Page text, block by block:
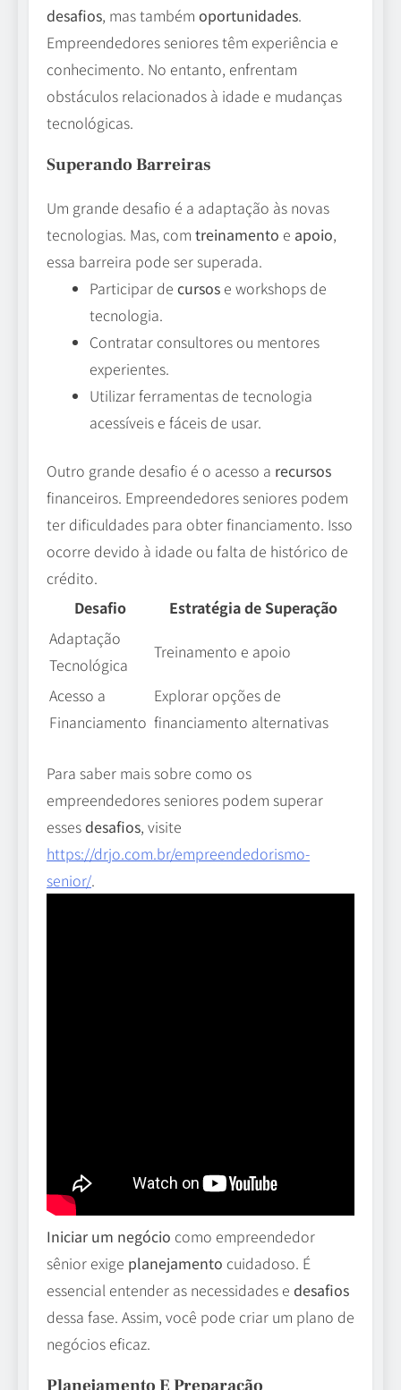
desafios, mas também oportunidades.
Empreendedores seniores têm experiência e
conhecimento. No entanto, enfrentam
obstáculos relacionados à idade e mudanças
tecnológicas.
Superando Barreiras
Um grande desafio é a adaptação às novas
tecnologias. Mas, com treinamento e apoio,
essa barreira pode ser superada.
Participar de cursos e workshops de
tecnologia.
Contratar consultores ou mentores
experientes.
Utilizar ferramentas de tecnologia
acessíveis e fáceis de usar.
Outro grande desafio é o acesso a recursos
financeiros. Empreendedores seniores podem
ter dificuldades para obter financiamento. Isso
ocorre devido à idade ou falta de histórico de
crédito.
Desafio
Estratégia de Superação
Adaptação
Tecnológica
Treinamento e apoio
Acesso a
Financiamento
Explorar opções de
financiamento alternativas
Para saber mais sobre como os
empreendedores seniores podem superar
essesdesafios, visite
https://drjo.com.br/empreendedorismo-
senior/.
Iniciar um negócio como empreendedor
sênior exige planejamento cuidadoso. É
essencial entender as necessidades e desafios
dessa fase. Assim, você pode criar um plano de
negócios eficaz.
Planejamento E Preparação